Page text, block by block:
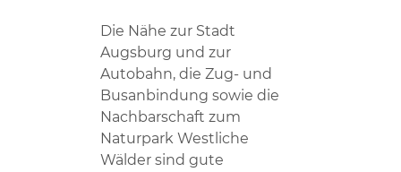
Die Nähe zur Stadt
Augsburg und zur
Autobahn, die Zug- und
Busanbindung sowie die
Nachbarschaft zum
Naturpark Westliche
Wälder sind gute